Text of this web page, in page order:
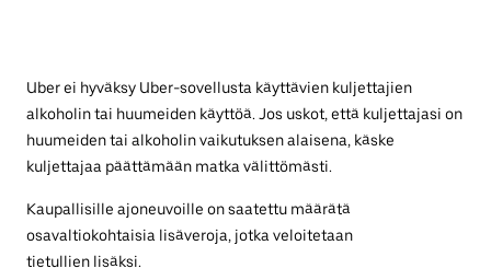
Uber ei hyväksy Uber-sovellusta käyttävien kuljettajien
alkoholin tai huumeiden käyttöä. Jos uskot, että kuljettajasi on
huumeiden tai alkoholin vaikutuksen alaisena, käske
kuljettajaa päättämään matka välittömästi.
Kaupallisille ajoneuvoille on saatettu määrätä
osavaltiokohtaisia lisäveroja, jotka veloitetaan
tietullien lisäksi.